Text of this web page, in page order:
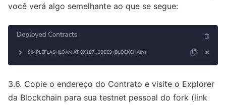
você verá algo semelhante ao que se segue:
3.6. Copie o endereço do Contrato e visite o Explorer
da Blockchain para sua testnet pessoal do fork (link